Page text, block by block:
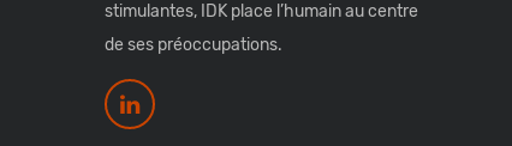
stimulantes, IDK place l’humain au centre
de ses préoccupations.